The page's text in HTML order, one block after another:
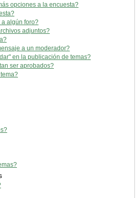
opciones a la encuesta?
algún foro?
adjuntos?
a un moderador?
en la publicación de temas?
ser aprobados?